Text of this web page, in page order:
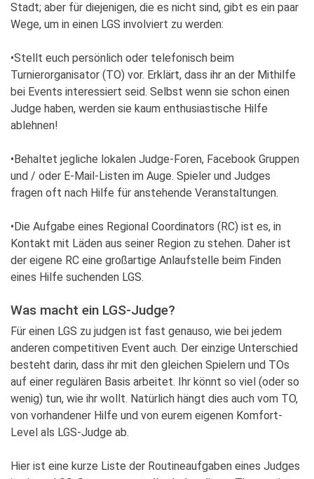
Stadt; aber für diejenigen, die es nicht sind, gibt es ein paar
Wege, um in einen LGS involviert zu werden:
•Stellt euch persönlich oder telefonisch beim
Turnierorganisator (TO) vor. Erklärt, dass ihr an der Mithilfe
bei Events interessiert seid. Selbst wenn sie schon einen
Judge haben, werden sie kaum enthusiastische Hilfe
ablehnen!
•Behaltet jegliche lokalen Judge-Foren, Facebook Gruppen
und / oder E-Mail-Listen im Auge. Spieler und Judges
fragen oft nach Hilfe für anstehende Veranstaltungen.
•Die Aufgabe eines Regional Coordinators (RC) ist es, in
Kontakt mit Läden aus seiner Region zu stehen. Daher ist
der eigene RC eine großartige Anlaufstelle beim Finden
eines Hilfe suchenden LGS.
Was macht ein LGS-Judge?
Für einen LGS zu judgen ist fast genauso, wie bei jedem
anderen competitiven Event auch. Der einzige Unterschied
besteht darin, dass ihr mit den gleichen Spielern und TOs
auf einer regulären Basis arbeitet. Ihr könnt so viel (oder so
wenig) tun, wie ihr wollt. Natürlich hängt dies auch vom TO,
von vorhandener Hilfe und von eurem eigenen Komfort-
Level als LGS-Judge ab.
Hier ist eine kurze Liste der Routineaufgaben eines Judges